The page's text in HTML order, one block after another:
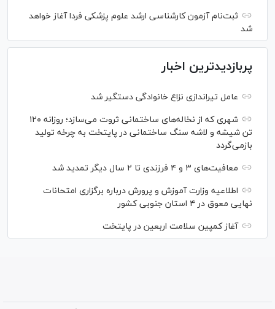
ثبت‌نام آزمون کارشناسی ارشد علوم پزشکی فردا آغاز خواهد
شد
پربازدیدترین اخبار
عامل تیراندازی نزاع خانوادگی دستگیر شد
شهری که از نخاله‌های ساختمانی ثروت می‌سازد؛ روزانه ۱۲۰
تن شیشه و لاشه سنگ ساختمانی در پایتخت به چرخه تولید
بازمی‌گردد
معافیت‌های ۳ و ۴ فرزندی تا ۲ سال دیگر تمدید شد
اطلاعیه وزارت آموزش و پرورش درباره برگزاری امتحانات
نهایی معوق در ۴ استان جنوبی کشور
آغاز کمپین سلامت اربعین در پایتخت